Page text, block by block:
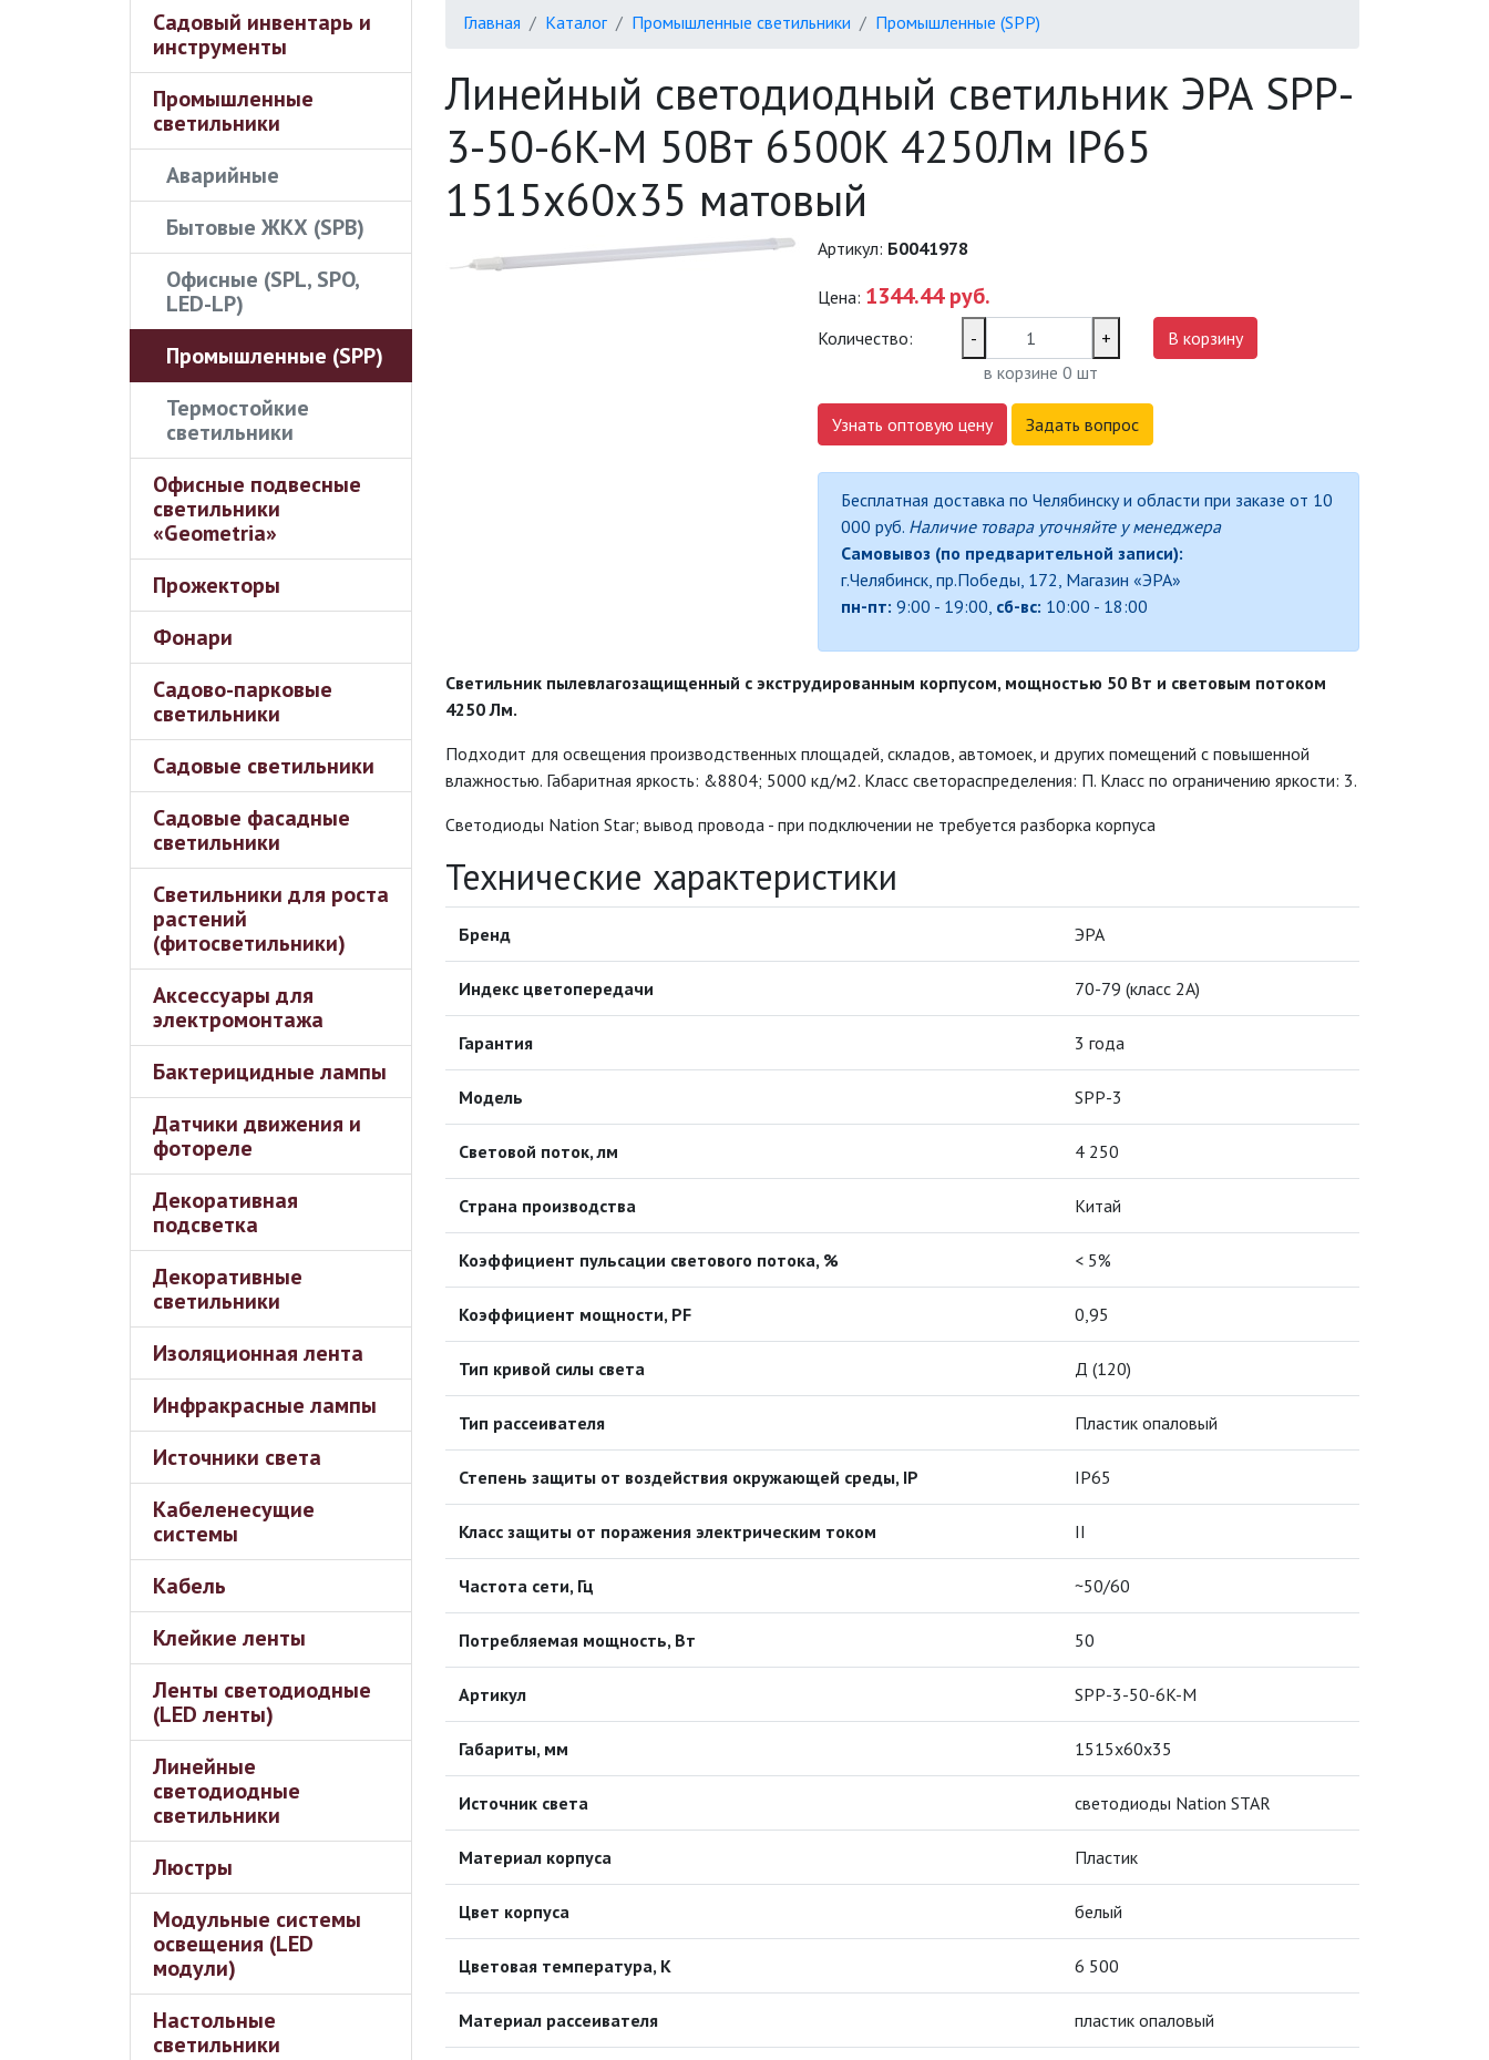
Садовый инвентарь и
инструменты
Промышленные
светильники
Аварийные
Бытовые ЖКХ (SPB)
Офисные (SPL, SPO,
LED-LP)
Промышленные (SPP)
Термостойкие
светильники
Офисные подвесные
светильники
«Geometria»
Прожекторы
Фонари
Садово-парковые
светильники
Садовые светильники
Садовые фасадные
светильники
Светильники для роста
растений
(фитосветильники)
Аксессуары для
электромонтажа
Бактерицидные лампы
Датчики движения и
фотореле
Декоративная
подсветка
Декоративные
светильники
Изоляционная лента
Инфракрасные лампы
Источники света
Кабеленесущие
системы
Кабель
Клейкие ленты
Ленты светодиодные
(LED ленты)
Линейные
светодиодные
светильники
Люстры
Модульные системы
освещения (LED
модули)
Настольные
светильники
Главная Каталог Промышленные светильники Промышленные (SPP)
Линейный светодиодный светильник ЭРА SPP-
3-50-6K-M 50Вт 6500K 4250Лм IP65
1515х60х35 матовый
Артикул: Б0041978
Цена: 1344.44 руб.
Количество: -
+
в корзине 0 шт
В корзину
Узнать оптовую цену Задать вопрос
Бесплатная доставка по Челябинску и области при заказе от 10
000 руб. Наличие товара уточняйте у менеджера
Самовывоз (по предварительной записи):
г.Челябинск, пр.Победы, 172, Магазин «ЭРА»
пн-пт: 9:00 - 19:00, сб-вс: 10:00 - 18:00
Светильник пылевлагозащищенный с экструдированным корпусом, мощностью 50 Вт и световым потоком
4250 Лм.
Подходит для освещения производственных площадей, складов, автомоек, и других помещений с повышенной
влажностью. Габаритная яркость: &8804; 5000 кд/м2. Класс светораспределения: П. Класс по ограничению яркости: 3.
Светодиоды Nation Star; вывод провода - при подключении не требуется разборка корпуса
Технические характеристики
Бренд ЭРА
Индекс цветопередачи 70-79 (класс 2A)
Гарантия 3 года
Модель SPP-3
Световой поток, лм 4 250
Страна производства Китай
Коэффициент пульсации светового потока, % < 5%
Коэффициент мощности, PF 0,95
Тип кривой силы света Д (120)
Тип рассеивателя Пластик опаловый
Степень защиты от воздействия окружающей среды, IP IP65
Класс защиты от поражения электрическим током II
Частота сети, Гц ~50/60
Потребляемая мощность, Вт 50
Артикул SPP-3-50-6K-M
Габариты, мм 1515х60х35
Источник света светодиоды Nation STAR
Материал корпуса Пластик
Цвет корпуса белый
Цветовая температура, К 6 500
Материал рассеивателя пластик опаловый